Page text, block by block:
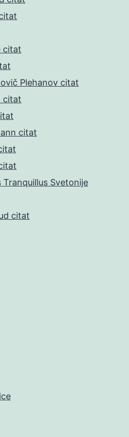
citat
Plehanov citat
citat
citat
Tranquillus Svetonije
citat